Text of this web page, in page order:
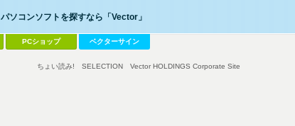
パソコンソフトを探すなら「Vector」
PCショップ ベクターサイン
ちょい読み! SELECTION Vector HOLDINGS Corporate Site